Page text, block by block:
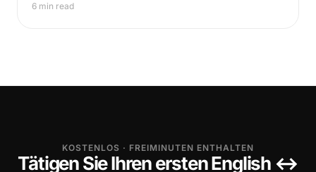
6 min read
KOSTENLOS · FREIMINUTEN ENTHALTEN
Tätigen Sie Ihren ersten English ↔